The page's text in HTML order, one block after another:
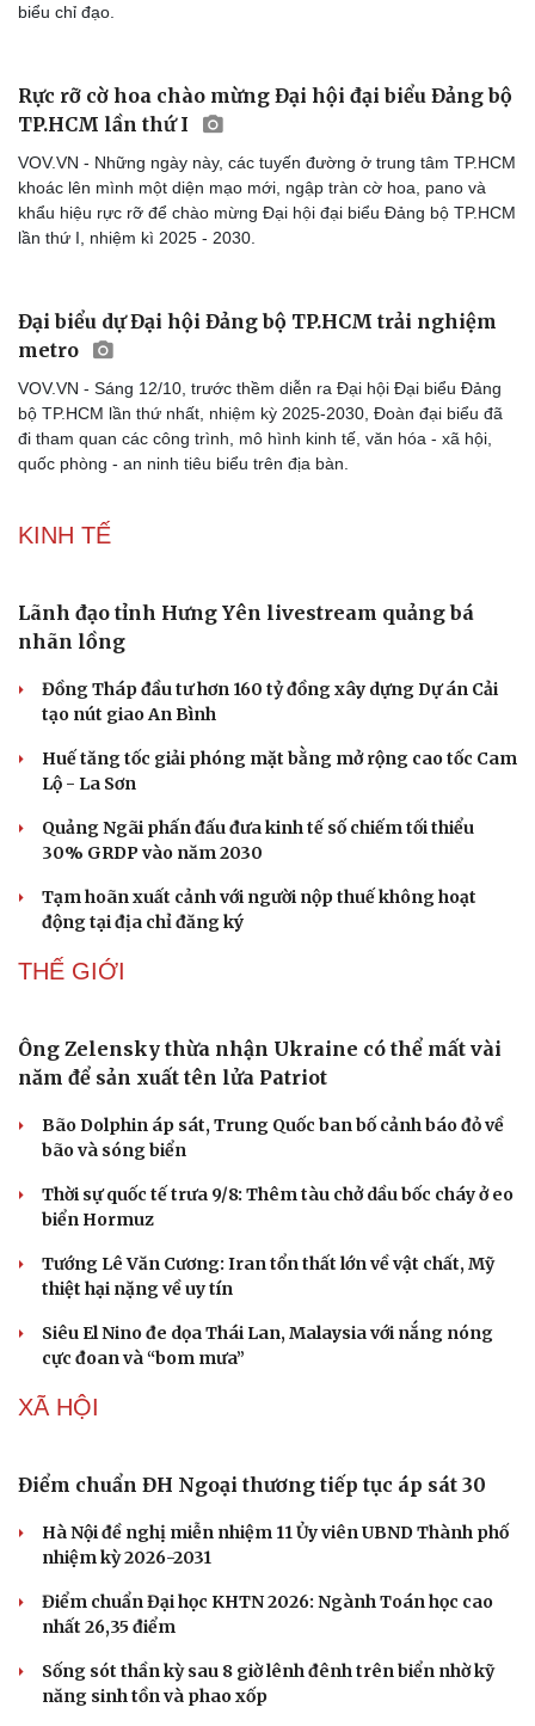
Sân khấu - Điện ảnh
Văn học
Âm nhạc
Di sản
Nghệ sĩ
Thời trang
Sao Việt
biểu chỉ đạo.
Rực rỡ cờ hoa chào mừng Đại hội đại biểu Đảng bộ
TP.HCM lần thứ I
VOV.VN - Những ngày này, các tuyến đường ở trung tâm TP.HCM
khoác lên mình một diện mạo mới, ngập tràn cờ hoa, pano và
khẩu hiệu rực rỡ để chào mừng Đại hội đại biểu Đảng bộ TP.HCM
lần thứ I, nhiệm kì 2025 - 2030.
Đại biểu dự Đại hội Đảng bộ TP.HCM trải nghiệm
metro
VOV.VN - Sáng 12/10, trước thềm diễn ra Đại hội Đại biểu Đảng
bộ TP.HCM lần thứ nhất, nhiệm kỳ 2025-2030, Đoàn đại biểu đã
đi tham quan các công trình, mô hình kinh tế, văn hóa - xã hội,
quốc phòng - an ninh tiêu biểu trên địa bàn.
KINH TẾ
Lãnh đạo tỉnh Hưng Yên livestream quảng bá
nhãn lồng
Đồng Tháp đầu tư hơn 160 tỷ đồng xây dựng Dự án Cải
tạo nút giao An Bình
Huế tăng tốc giải phóng mặt bằng mở rộng cao tốc Cam
Lộ - La Sơn
Quảng Ngãi phấn đấu đưa kinh tế số chiếm tối thiểu
30% GRDP vào năm 2030
Tạm hoãn xuất cảnh với người nộp thuế không hoạt
động tại địa chỉ đăng ký
THẾ GIỚI
Ông Zelensky thừa nhận Ukraine có thể mất vài
năm để sản xuất tên lửa Patriot
Bão Dolphin áp sát, Trung Quốc ban bố cảnh báo đỏ về
bão và sóng biển
Thời sự quốc tế trưa 9/8: Thêm tàu chở dầu bốc cháy ở eo
biển Hormuz
Tướng Lê Văn Cương: Iran tổn thất lớn về vật chất, Mỹ
thiệt hại nặng về uy tín
Siêu El Nino đe dọa Thái Lan, Malaysia với nắng nóng
cực đoan và “bom mưa”
XÃ HỘI
Điểm chuẩn ĐH Ngoại thương tiếp tục áp sát 30
Hà Nội đề nghị miễn nhiệm 11 Ủy viên UBND Thành phố
nhiệm kỳ 2026-2031
Điểm chuẩn Đại học KHTN 2026: Ngành Toán học cao
nhất 26,35 điểm
Sống sót thần kỳ sau 8 giờ lênh đênh trên biển nhờ kỹ
năng sinh tồn và phao xốp